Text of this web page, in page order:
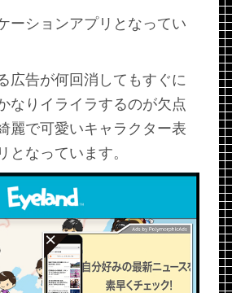
ーションアプリとなってい
広告が何回消してもすぐに
なりイライラするのが欠点
麗で可愛いキャラクター表
となっています。